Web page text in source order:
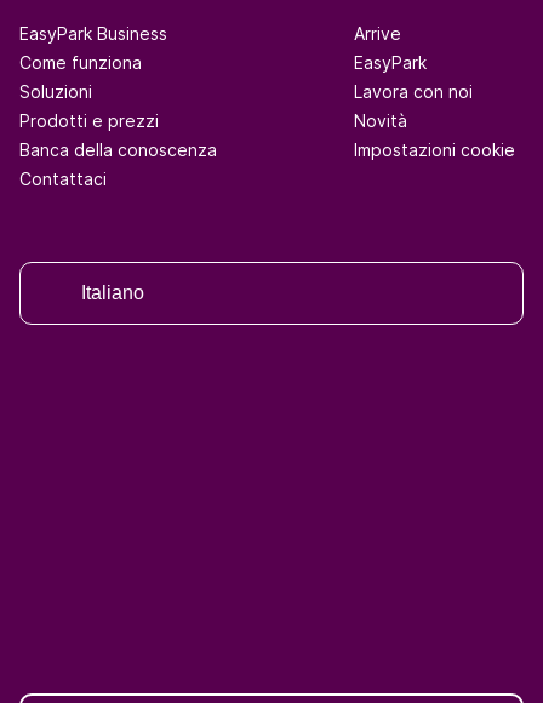
EasyPark Business
Come funziona
Soluzioni
Prodotti e prezzi
Banca della conoscenza
Contattaci
Arrive
EasyPark
Lavora con noi
Novità
Impostazioni cookie
Italiano